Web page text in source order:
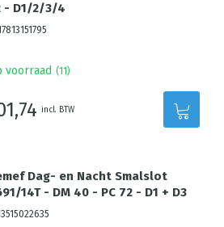
- D1/2/3/4
voorraad (11 )
incl. BTW
Dag- en Nacht Smalslot
14T - DM 40 - PC 72 - D1 + D3